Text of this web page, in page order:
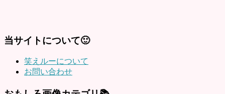
当サイトについて🙂
笑えルーについて
お問い合わせ